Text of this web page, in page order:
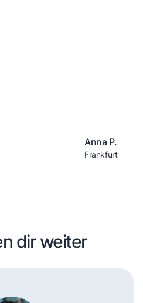
Anna P.
Frankfurt
dir weiter